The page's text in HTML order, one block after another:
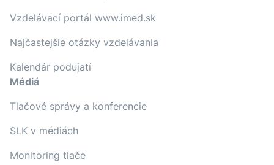
Vzdelávací portál www.imed.sk
Najčastejšie otázky vzdelávania
Kalendár podujatí
Médiá
Tlačové správy a konferencie
SLK v médiách
Monitoring tlače